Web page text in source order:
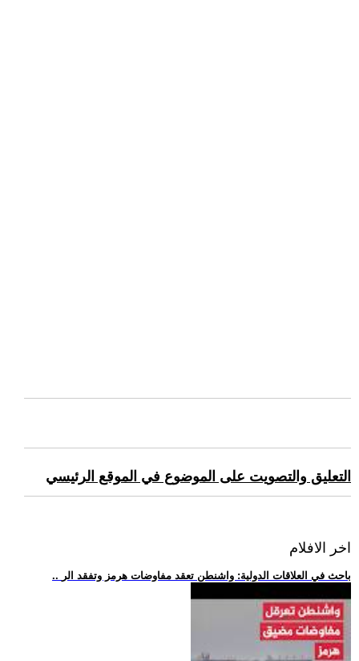
التعليق والتصويت على الموضوع في الموقع الرئيسي
اخر الافلام
.. باحث في العلاقات الدولية: واشنطن تعقد مفاوضات هرمز وتفقد الر